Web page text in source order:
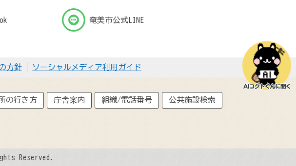
奄美市公式LINE
方針 ソーシャルメディア利用ガイド
の行き方 庁舎案内 組織/電話番号 公共施設検索
Reserved.